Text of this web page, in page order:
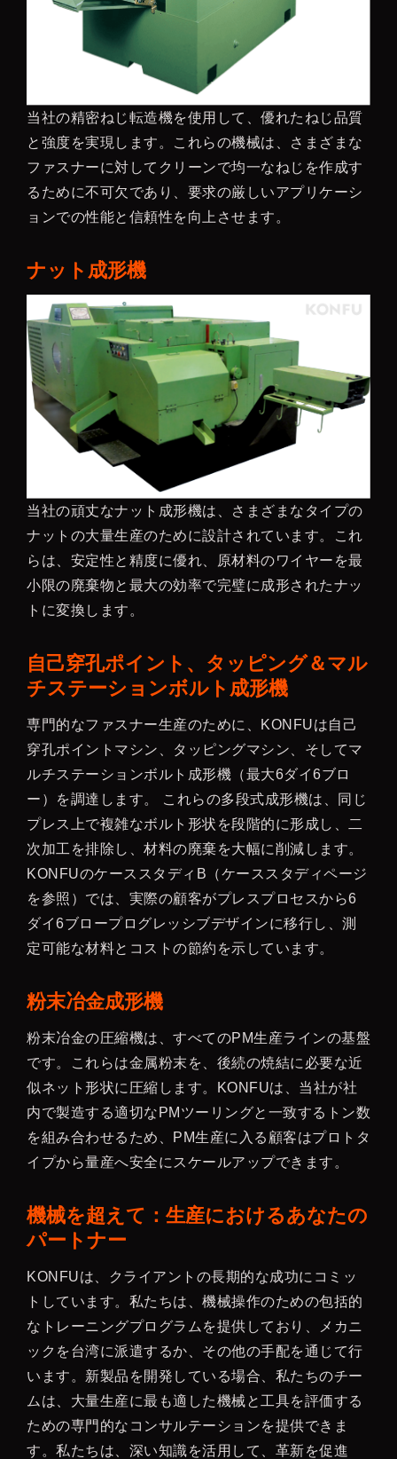
当社の精密ねじ転造機を使用して、優れたねじ品質
と強度を実現します。これらの機械は、さまざまな
ファスナーに対してクリーンで均一なねじを作成す
るために不可欠であり、要求の厳しいアプリケーシ
ョンでの性能と信頼性を向上させます。
ナット成形機
当社の頑丈なナット成形機は、さまざまなタイプの
ナットの大量生産のために設計されています。これ
らは、安定性と精度に優れ、原材料のワイヤーを最
小限の廃棄物と最大の効率で完璧に成形されたナッ
トに変換します。
自己穿孔ポイント、タッピング＆マル
チステーションボルト成形機
専門的なファスナー生産のために、KONFUは自己
穿孔ポイントマシン、タッピングマシン、そしてマ
ルチステーションボルト成形機（最大6ダイ6ブロ
ー）を調達します。 これらの多段式成形機は、同じ
プレス上で複雑なボルト形状を段階的に形成し、二
次加工を排除し、材料の廃棄を大幅に削減します。
KONFUのケーススタディB（ケーススタディページ
を参照）では、実際の顧客がプレスプロセスから6
ダイ6ブロープログレッシブデザインに移行し、測
定可能な材料とコストの節約を示しています。
粉末冶金成形機
粉末冶金の圧縮機は、すべてのPM生産ラインの基盤
です。これらは金属粉末を、後続の焼結に必要な近
似ネット形状に圧縮します。KONFUは、当社が社
内で製造する適切なPMツーリングと一致するトン数
を組み合わせるため、PM生産に入る顧客はプロトタ
イプから量産へ安全にスケールアップできます。
機械を超えて：生産におけるあなたの
パートナー
KONFUは、クライアントの長期的な成功にコミッ
トしています。私たちは、機械操作のための包括的
なトレーニングプログラムを提供しており、メカニ
ックを台湾に派遣するか、その他の手配を通じて行
います。新製品を開発している場合、私たちのチー
ムは、大量生産に最も適した機械と工具を評価する
ための専門的なコンサルテーションを提供できま
す。私たちは、深い知識を活用して、革新を促進